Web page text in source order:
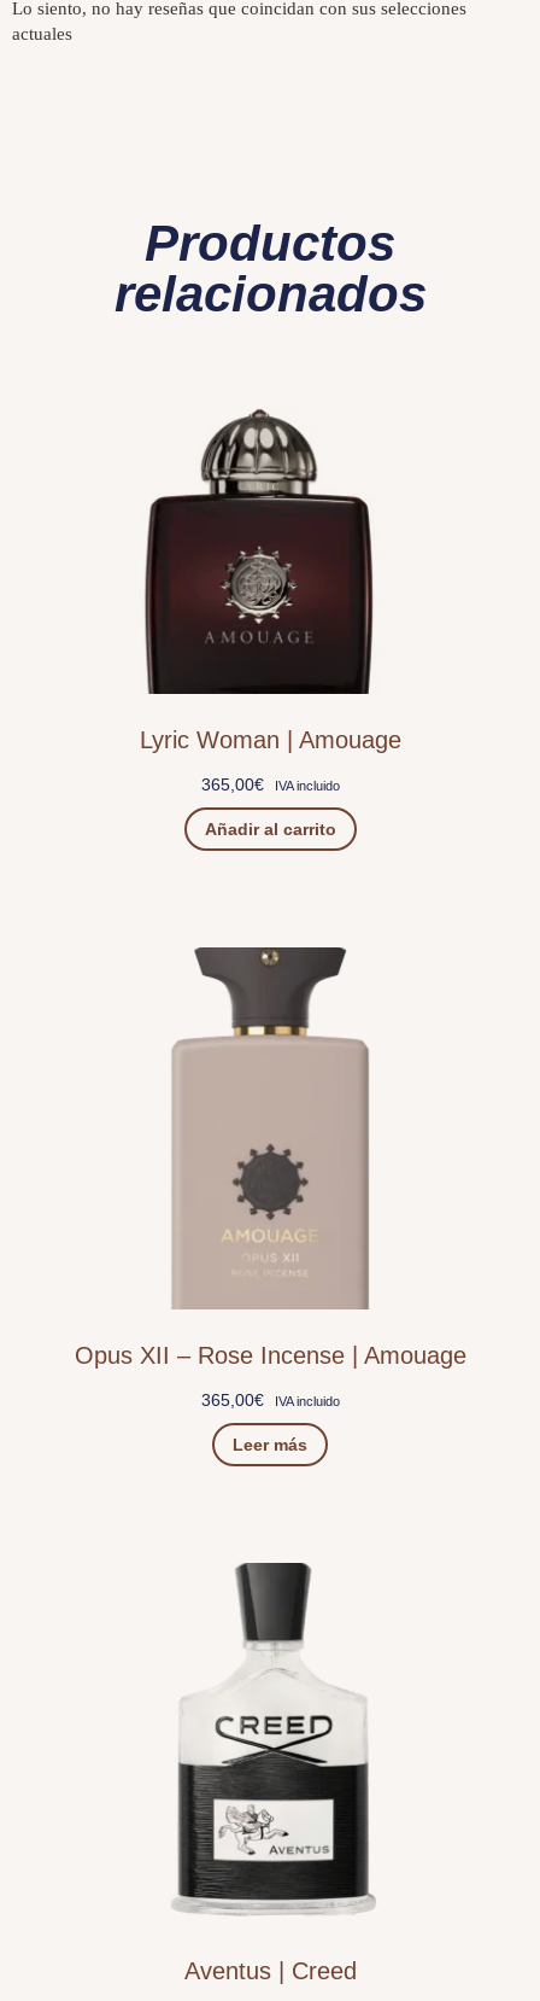
Lo siento, no hay reseñas que coincidan con sus selecciones
actuales
Productos
relacionados
Lyric Woman | Amouage
365,00€ IVA incluido
Añadir al carrito
Opus XII – Rose Incense | Amouage
365,00€ IVA incluido
Leer más
Aventus | Creed